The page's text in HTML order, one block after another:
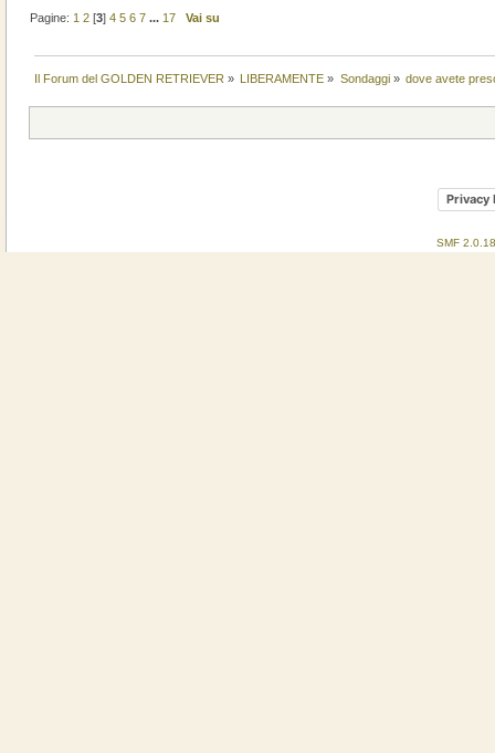
Pagine: 1 2 [3]4 5 6 7 ... 17 Vai su
Il Forum del GOLDEN RETRIEVER » LIBERAMENTE » Sondaggi» dove avete
Privacy
SMF 2.0.18